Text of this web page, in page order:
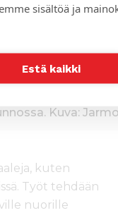
sisältöä ja
Estä kaikki
Kuva:
kuten
Työt tehdään
nuorille